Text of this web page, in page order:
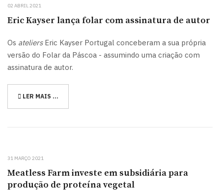
02 ABRIL 2021
Eric Kayser lança folar com assinatura de autor
Os ateliersEric Kayser Portugal conceberam a sua própria
versão do Folar da Páscoa - assumindo uma criação com
assinatura de autor.
LER MAIS …
31 MARÇO 2021
Meatless Farm investe em subsidiária para
produção de proteína vegetal